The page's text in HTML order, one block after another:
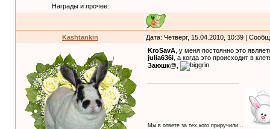
Награды и прочее:
Kashtankin Дата: Четверг, 15.04.2010, 10:39 |
KroSavA , у меня постоянно это
julia636i , а когда это происходит в
Заюшк@
Мы в ответе за тех,кого приручили...